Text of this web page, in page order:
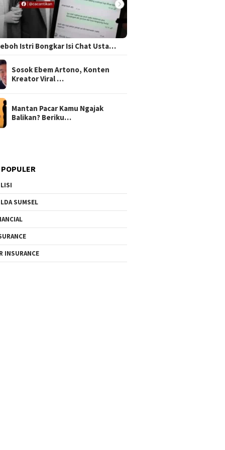
Istri Bongkar Isi Chat Usta…
Sosok Ebem Artono, Konten
Kreator Viral …
Mantan Pacar Kamu Ngajak
Balikan? Beriku…
SUMSEL
INSURANCE